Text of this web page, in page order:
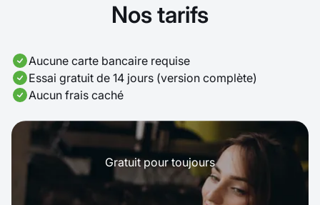
Nos tarifs
Aucune carte bancaire requise
Essai gratuit de 14 jours (version complète)
Aucun frais caché
Gratuit pour toujours